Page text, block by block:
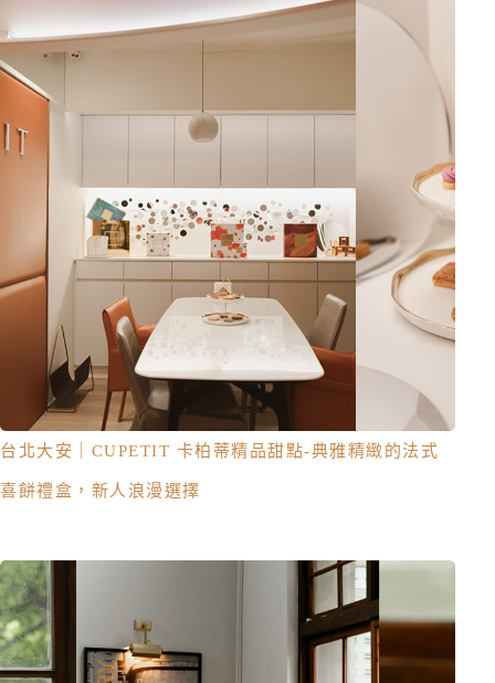
台北大安｜CUPETIT 卡柏蒂精品甜點-典雅精緻的法式
喜餅禮盒，新人浪漫選擇